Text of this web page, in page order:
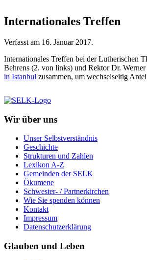
Internationales Treffen
Verfasst am 16. Januar 2017.
Internationales Treffen bei der Lutherischen
Behrens (2. von links) und Rektor Dr.
in Istanbul zusammen, um wechselseitig
Wir über uns
Unser Selbstverständnis
Geschichte
Strukturen und Zahlen
Lexikon A-Z
Gemeinden der SELK
Ökumene
Schwester- / Partnerkirchen
Wie Sie spenden können
Kontakt
Impressum
Datenschutzerklärung
Glauben und Leben